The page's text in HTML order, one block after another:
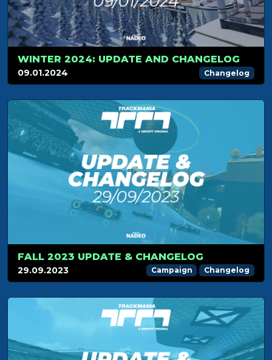
WINTER 2024: UPDATE AND CHANGELOG
09.01.2024 Changelog
FALL 2023 UPDATE & CHANGELOG
29.09.2023 Campaign Changelog